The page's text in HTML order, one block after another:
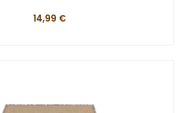
14,99 €